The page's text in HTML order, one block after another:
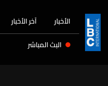
الأخبار آخر الأخبار
البث المباشر